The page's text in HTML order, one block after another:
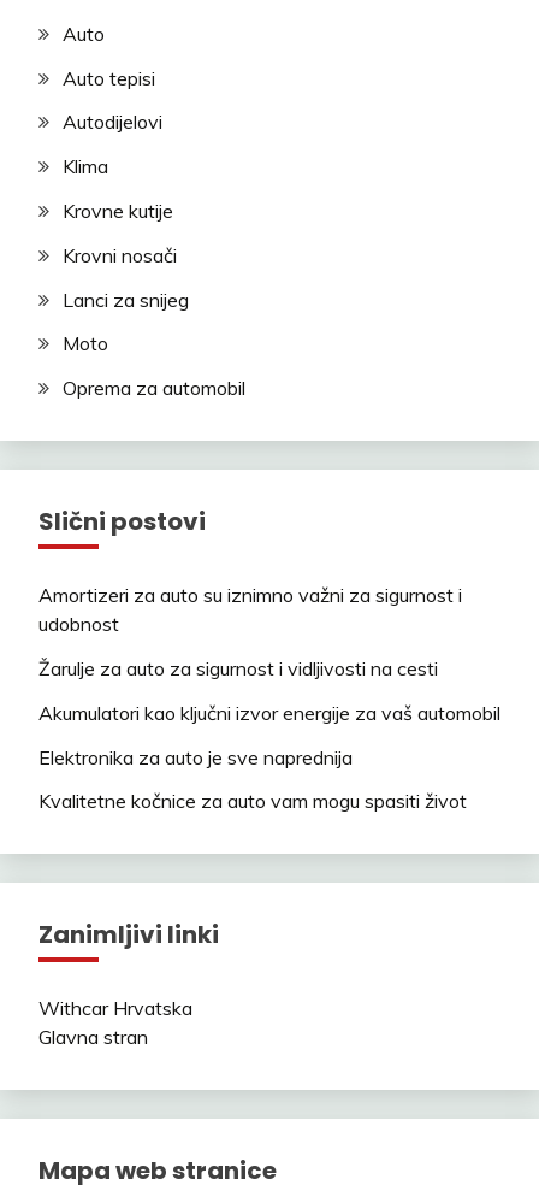
Auto
Auto tepisi
Autodijelovi
Klima
Krovne kutije
Krovni nosači
Lanci za snijeg
Moto
Oprema za automobil
Slični postovi
Amortizeri za auto su iznimno važni za sigurnost i
udobnost
Žarulje za auto za sigurnost i vidljivosti na cesti
Akumulatori kao ključni izvor energije za vaš automobil
Elektronika za auto je sve naprednija
Kvalitetne kočnice za auto vam mogu spasiti život
Zanimljivi linki
Withcar Hrvatska
Glavna stran
Mapa web stranice